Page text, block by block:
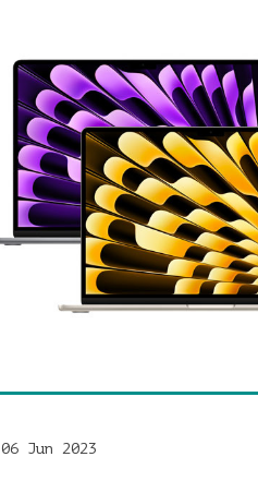
06 Jun 2023